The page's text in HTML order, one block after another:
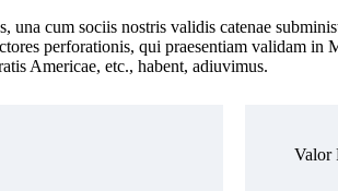
una cum sociis nostris validis catenae
perforationis, qui praesentiam validam
Americae, etc., habent, adiuvimus.
Valor